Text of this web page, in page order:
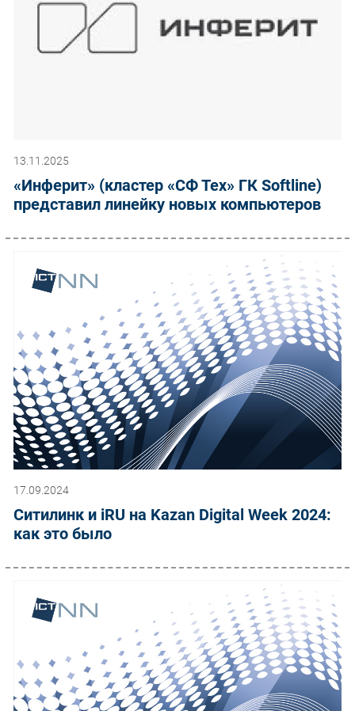
13.11.2025
«Инферит» (кластер «СФ Тех» ГК Softline)
представил линейку новых компьютеров
17.09.2024
Ситилинк и iRU на Kazan Digital Week 2024:
как это было